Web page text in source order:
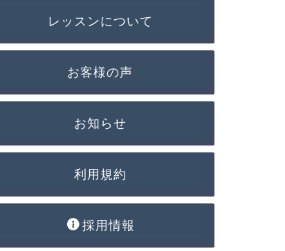
レッスンについて
お客様の声
お知らせ
利用規約
採用情報